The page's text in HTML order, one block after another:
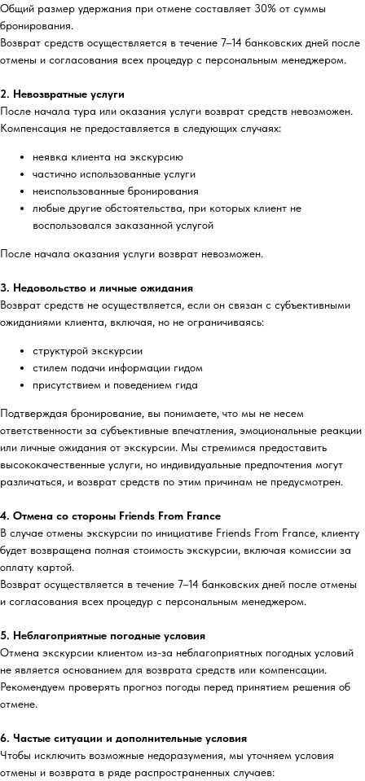
Общий размер удержания при отмене составляет 30% от суммы
бронирования.
Возврат средств осуществляется в течение 7–14 банковских дней после
отмены и согласования всех процедур с персональным менеджером.
2. Невозвратные услуги
После начала тура или оказания услуги возврат средств невозможен.
Компенсация не предоставляется в следующих случаях:
неявка клиента на экскурсию
частично использованные услуги
неиспользованные бронирования
любые другие обстоятельства, при которых клиент не
воспользовался заказанной услугой
После начала оказания услуги возврат невозможен.
3. Недовольство и личные ожидания
Возврат средств не осуществляется, если он связан с субъективными
ожиданиями клиента, включая, но не ограничиваясь:
структурой экскурсии
стилем подачи информации гидом
присутствием и поведением гида
Подтверждая бронирование, вы понимаете, что мы не несем
ответственности за субъективные впечатления, эмоциональные реакции
или личные ожидания от экскурсии. Мы стремимся предоставить
высококачественные услуги, но индивидуальные предпочтения могут
различаться, и возврат средств по этим причинам не предусмотрен.
4. Отмена со стороны Friends From France
В случае отмены экскурсии по инициативе Friends From France, клиенту
будет возвращена полная стоимость экскурсии, включая комиссии за
оплату картой.
Возврат осуществляется в течение 7–14 банковских дней после отмены
и согласования всех процедур с персональным менеджером.
5. Неблагоприятные погодные условия
Отмена экскурсии клиентом из-за неблагоприятных погодных условий
не является основанием для возврата средств или компенсации.
Рекомендуем проверять прогноз погоды перед принятием решения об
отмене.
6. Частые ситуации и дополнительные условия
Чтобы исключить возможные недоразумения, мы уточняем условия
отмены и возврата в ряде распространенных случаев: